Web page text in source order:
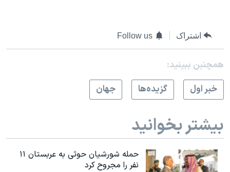
اعتراضات مردمی آبان ۹۸
همایش محافظه‌کاران آمریکا «سی‌پک»
سفر پرزیدنت ترامپ به چین
اشتراک Follow us
همچنبن ببینید:
خبر اول
گزيده‌ها جهان
بیشتر بخوانید
حمله شورشیان حوثی به عربستان ۱۱
نفر را مجروح کرد